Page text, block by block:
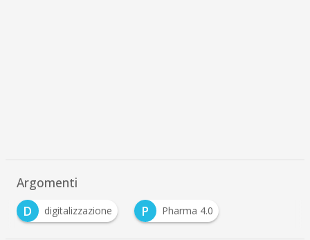
Argomenti
D
digitalizzazione P Pharma 4.0